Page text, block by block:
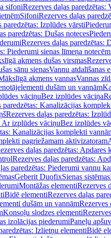
sifoniRezerves daļas paredzētas:
SifoniRezerves daļas
paredzētas: Izplūdes vārsti
paredzētas: Dušas noteces
Rezerves daļas paredzētas:
Piederumi sienas līmeņa notecēm
akmens dušas virsmas
sānu sienasVannu atdalīšanas
akmens vannasVannas
dušām un vannām
vāciņuBez izplūdes vāciņa
paredzētas: Kanalizācijas
Rezerves daļas paredzētas:
Ar izplūdes vāciņuBez izplūdes
Kanalizācijas komplekti
pagriežamam aktivizatoram
daļas paredzētas:
Rezerves daļas paredzētas:
paredzētas: Piederumi vannu
Geberit DuofixSienas sistēmas
Montāžas elementiRezerves
Bidē elementiRezerves daļas
dušām un vannāmRezerves
Konsoļu slodzes elementi
izolācijas piederumiPaneļu
Izlietņu elementiBidē